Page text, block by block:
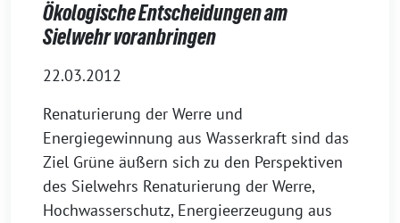
Ökologische Entscheidungen am
Sielwehr voranbringen
22.03.2012
Renaturierung der Werre und
Energiegewinnung aus Wasserkraft sind das
Ziel Grüne äußern sich zu den Perspektiven
des Sielwehrs Renaturierung der Werre,
Hochwasserschutz, Energieerzeugung aus